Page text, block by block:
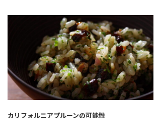
カリフォルニアプルーンの可能性